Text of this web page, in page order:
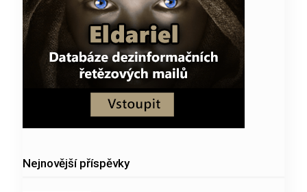
Nejnovější příspěvky